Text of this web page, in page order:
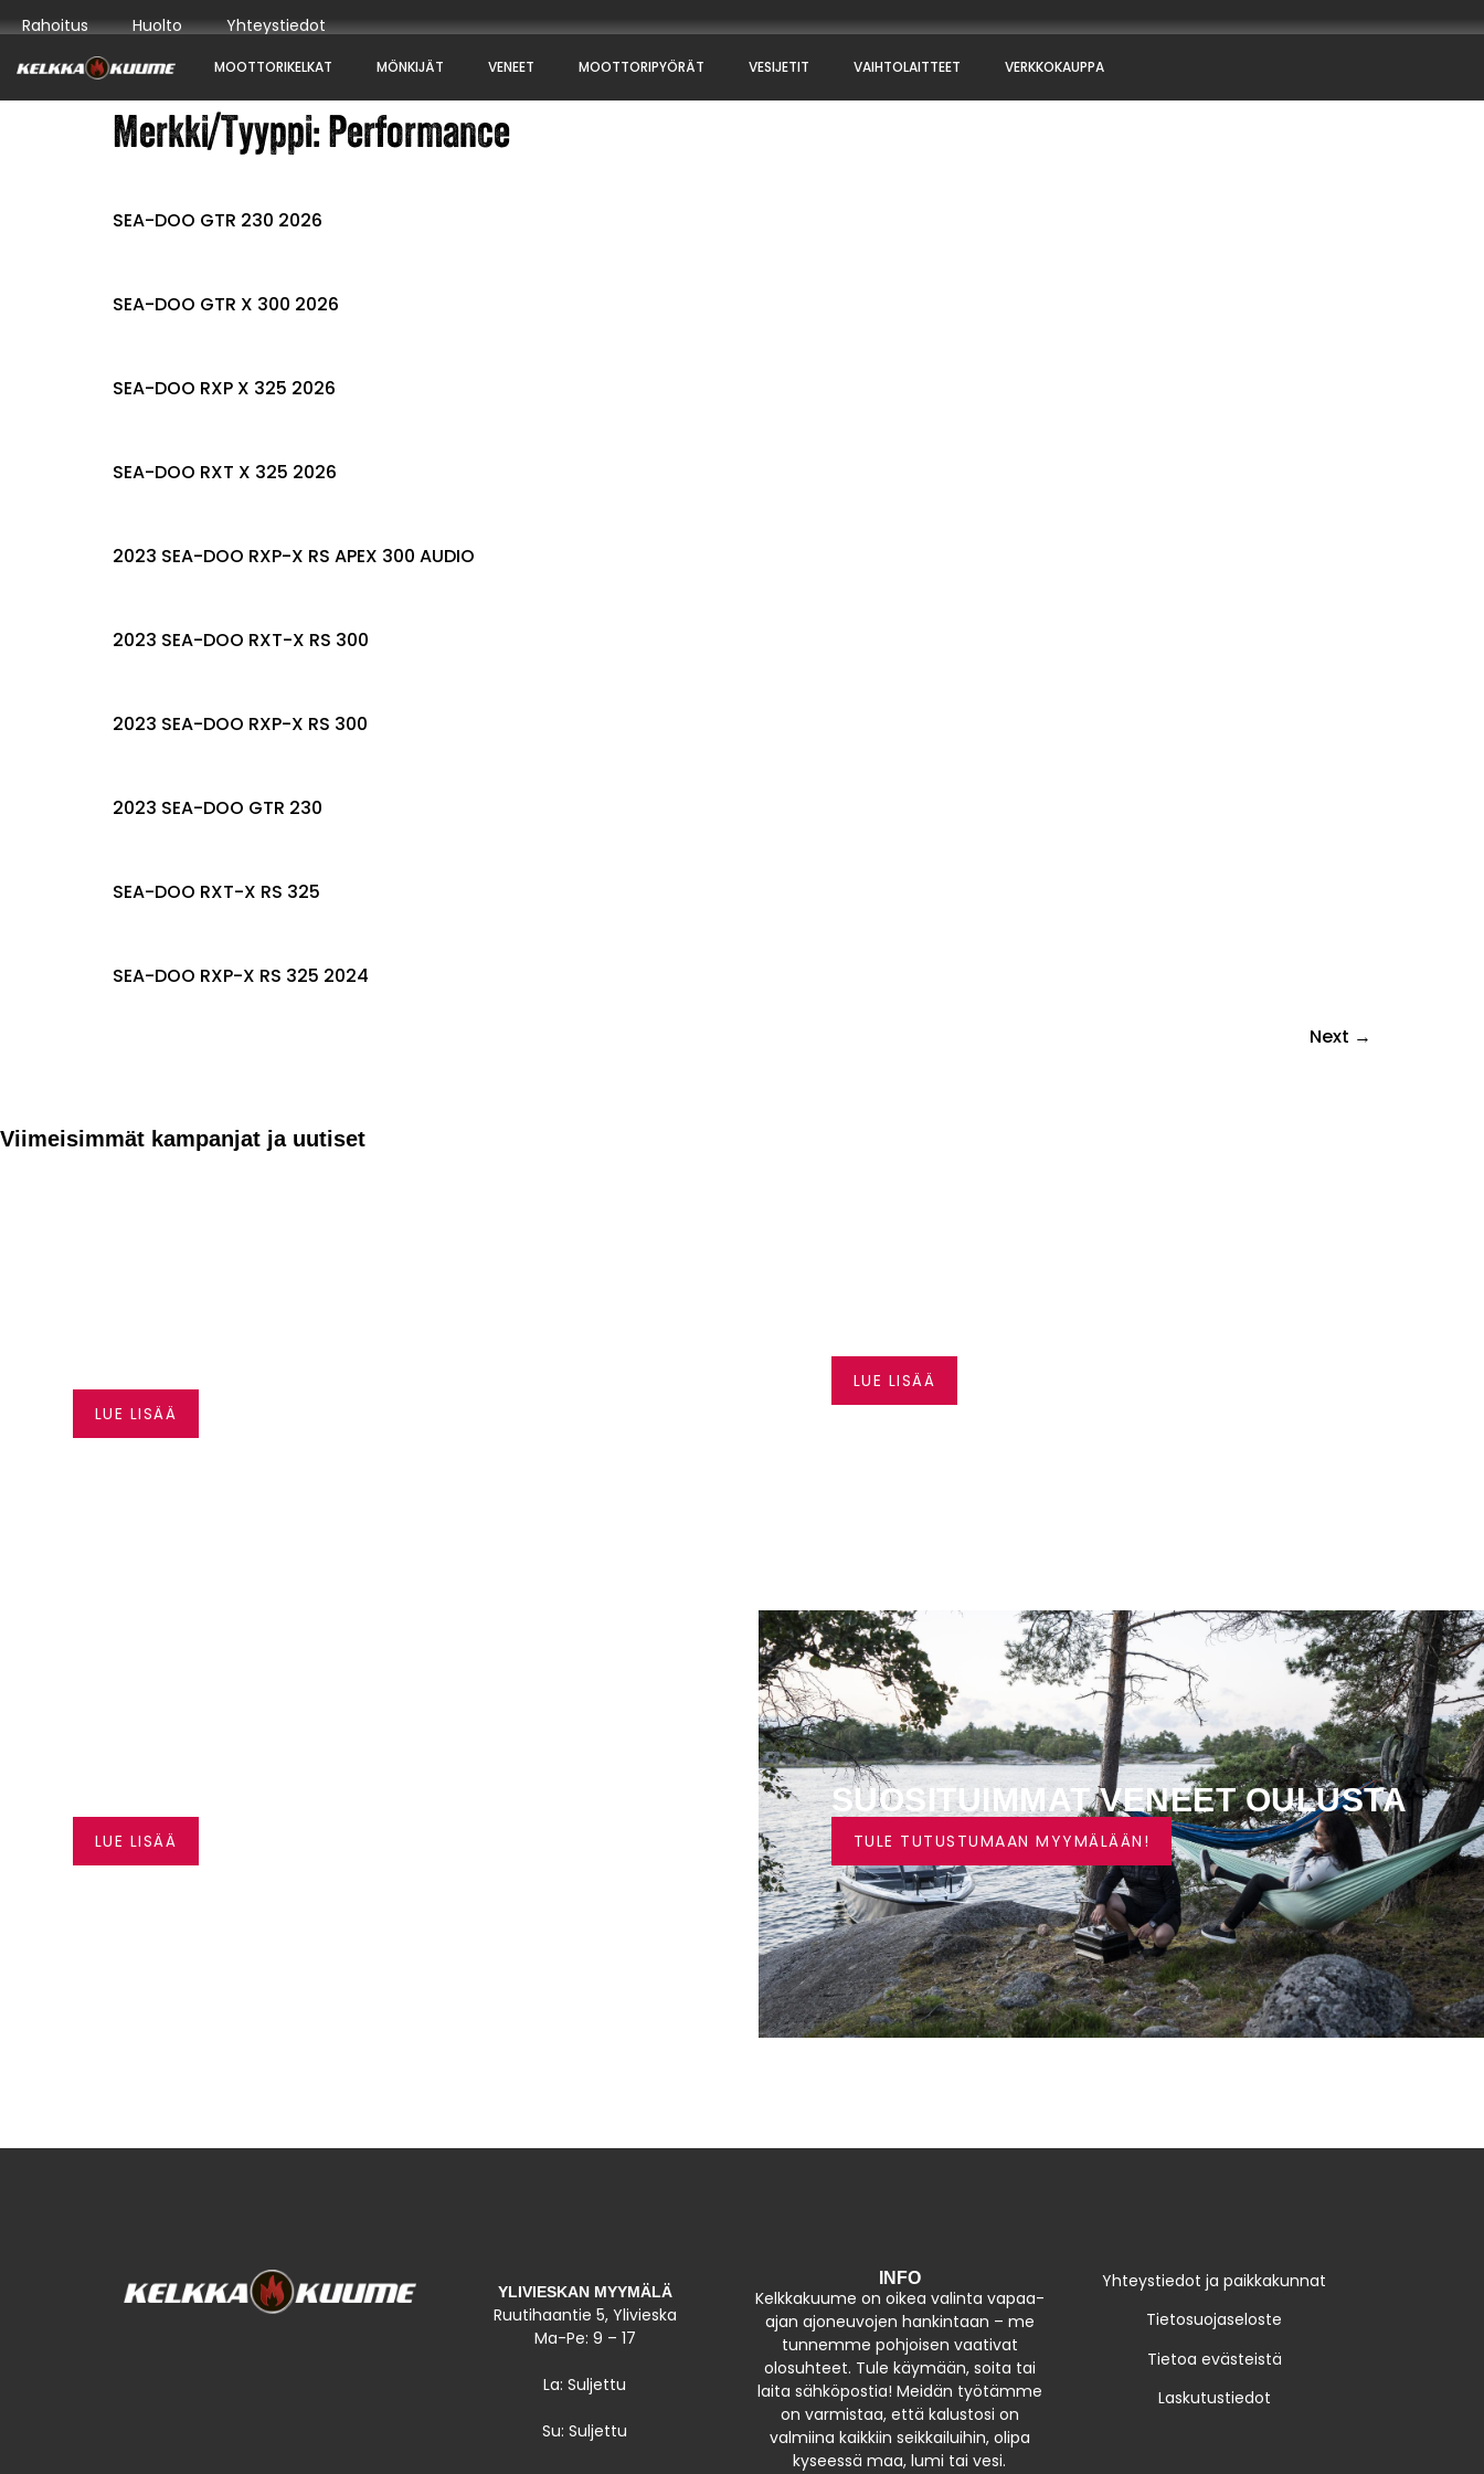
Rahoitus Huolto Yhteystiedot
MOOTTORIKELKAT MÖNKIJÄT VENEET MOOTTORIPYÖRÄT VESIJETIT VAIHTOLAITTEET VERKKOKAUPPA
Merkki/Tyyppi: Performance
SEA-DOO GTR 230 2026
SEA-DOO GTR X 300 2026
SEA-DOO RXP X 325 2026
SEA-DOO RXT X 325 2026
2023 SEA-DOO RXP-X RS APEX 300 AUDIO
2023 SEA-DOO RXT-X RS 300
2023 SEA-DOO RXP-X RS 300
2023 SEA-DOO GTR 230
SEA-DOO RXT-X RS 325
SEA-DOO RXP-X RS 325 2024
Next →
Viimeisimmät kampanjat ja uutiset
LUE LISÄÄ
LUE LISÄÄ
LUE LISÄÄ
SUOSITUIMMAT VENEET OULUSTA
TULE TUTUSTUMAAN MYYMÄLÄÄN!
YLIVIESKAN MYYMÄLÄ
Ruutihaantie 5, Ylivieska
Ma-Pe: 9 – 17
La: Suljettu
Su: Suljettu
INFO
Kelkkakuume on oikea valinta vapaa-
ajan ajoneuvojen hankintaan – me
tunnemme pohjoisen vaativat
olosuhteet. Tule käymään, soita tai
laita sähköpostia! Meidän työtämme
on varmistaa, että kalustosi on
valmiina kaikkiin seikkailuihin, olipa
kyseessä maa, lumi tai vesi.
Yhteystiedot ja paikkakunnat
Tietosuojaseloste
Tietoa evästeistä
Laskutustiedot